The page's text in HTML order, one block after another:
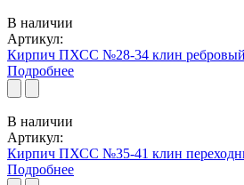
В наличии
Артикул:
Кирпич ПХСС №28-34 клин ребровый
Подробнее
В наличии
Артикул:
Кирпич ПХСС №35-41 клин
Подробнее